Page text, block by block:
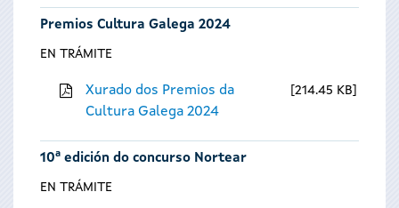
Premios Cultura Galega 2024
EN TRÁMITE
Xurado dos Premios da
Cultura Galega 2024
214.45 KB
10ª edición do concurso Nortear
EN TRÁMITE